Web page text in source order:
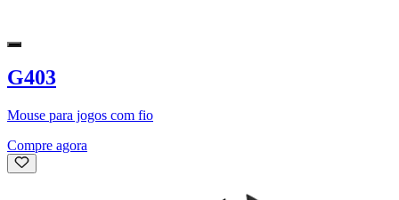
G403
Mouse para jogos com fio
Compre agora